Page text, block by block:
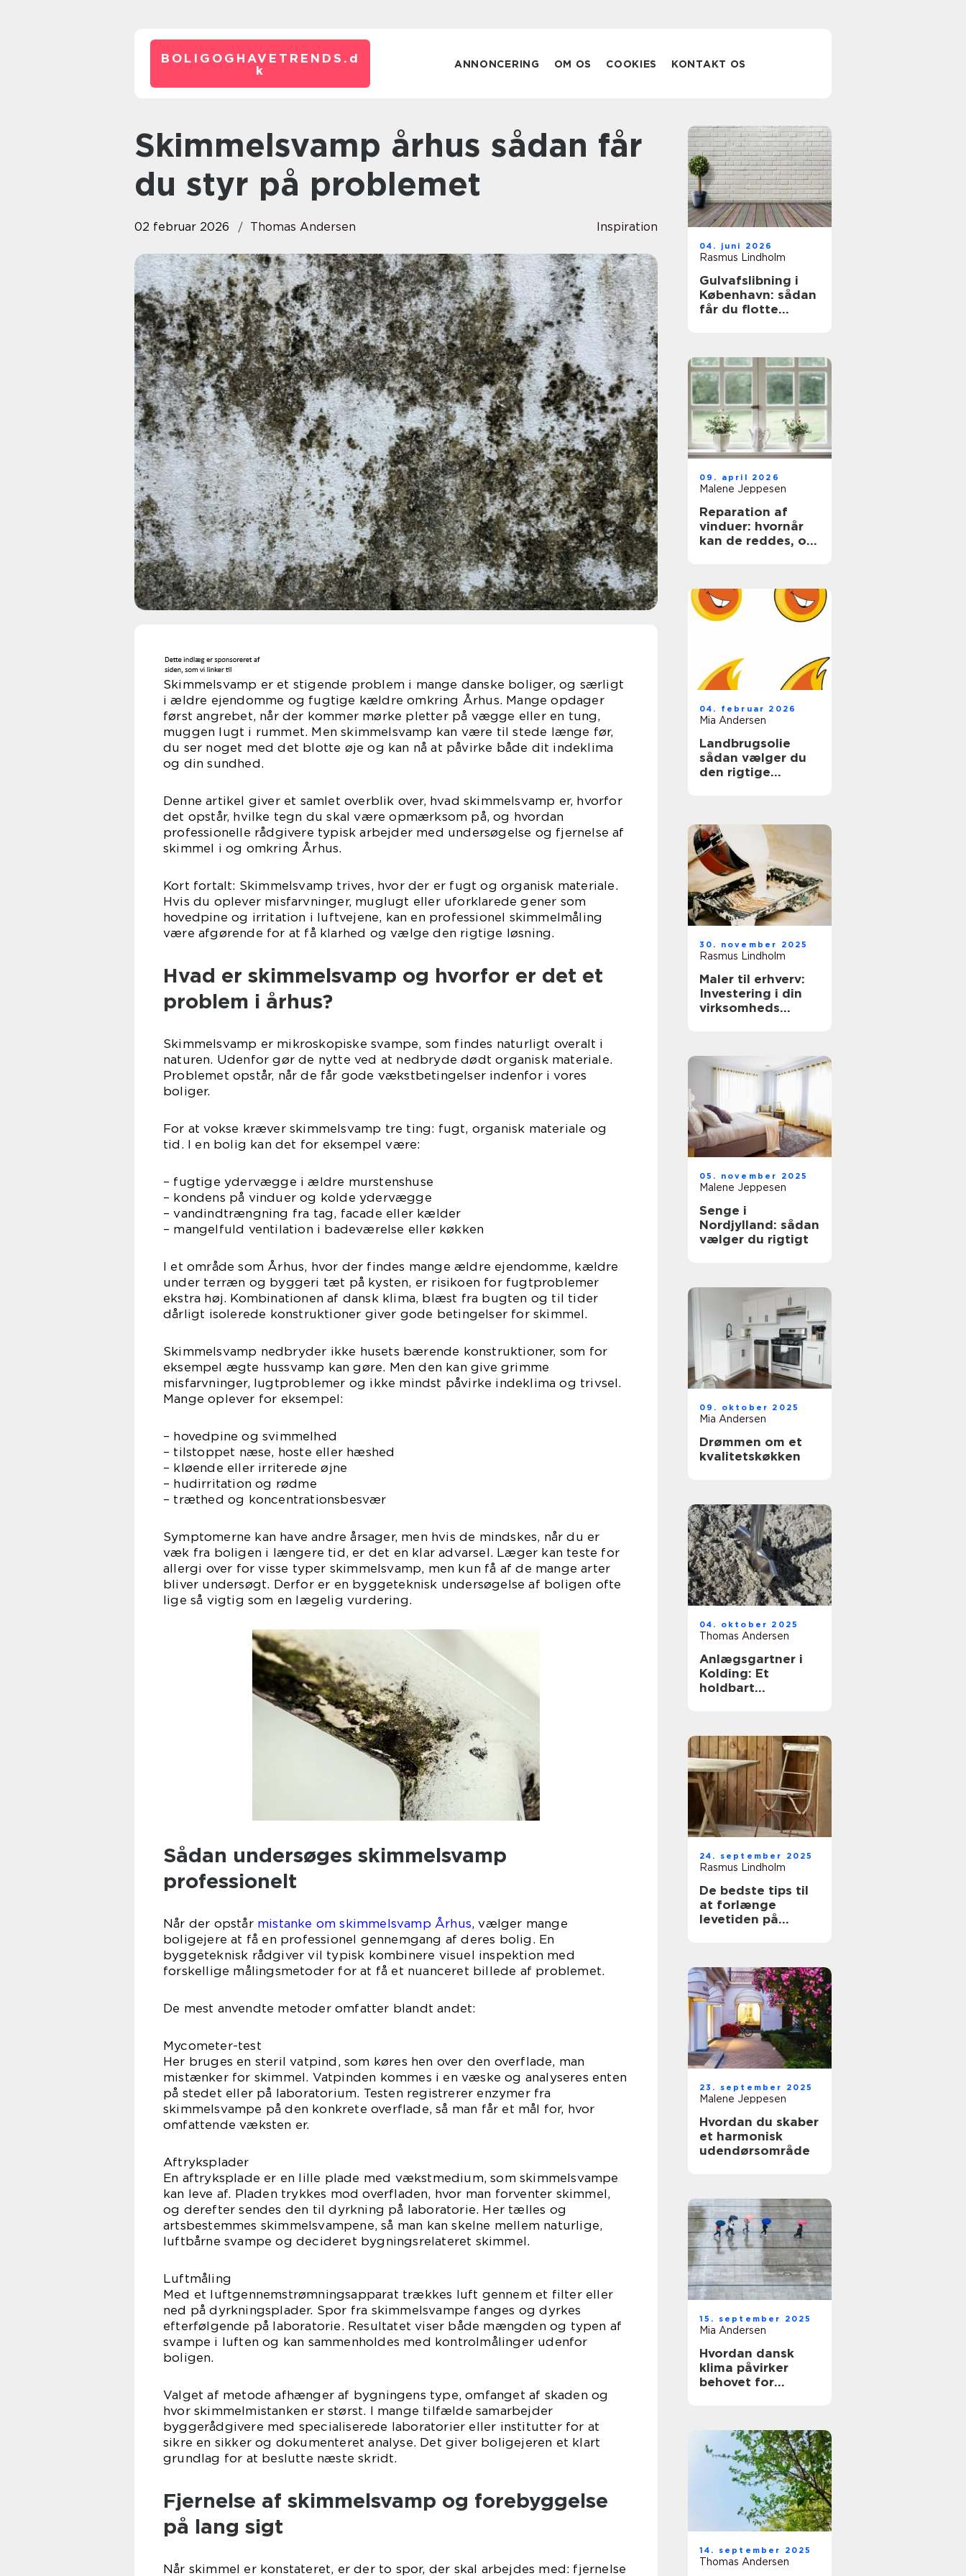
BOLIGOGHAVETRENDS. d
k
ANNONCERING OM OS COOKIES KONTAKT OS
Skimmelsvamp århus sådan får
du styr på problemet
02 februar 2026 Thomas Andersen Inspiration
Skimmelsvamp er et stigende problem i mange danske boliger, og særligt
i ældre ejendomme og fugtige kældre omkring Århus. Mange opdager
først angrebet, når der kommer mørke pletter på vægge eller en tung,
muggen lugt i rummet. Men skimmelsvamp kan være til stede længe før,
du ser noget med det blotte øje og kan nå at påvirke både dit indeklima
og din sundhed.
Denne artikel giver et samlet overblik over, hvad skimmelsvamp er, hvorfor
det opstår, hvilke tegn du skal være opmærksom på, og hvordan
professionelle rådgivere typisk arbejder med undersøgelse og fjernelse af
skimmel i og omkring Århus.
Kort fortalt: Skimmelsvamp trives, hvor der er fugt og organisk materiale.
Hvis du oplever misfarvninger, muglugt eller uforklarede gener som
hovedpine og irritation i luftvejene, kan en professionel skimmelmåling
være afgørende for at få klarhed og vælge den rigtige løsning.
Hvad er skimmelsvamp og hvorfor er det et
problem i århus?
Skimmelsvamp er mikroskopiske svampe, som findes naturligt overalt i
naturen. Udenfor gør de nytte ved at nedbryde dødt organisk materiale.
Problemet opstår, når de får gode vækstbetingelser indenfor i vores
boliger.
For at vokse kræver skimmelsvamp tre ting: fugt, organisk materiale og
tid. I en bolig kan det for eksempel være:
– fugtige ydervægge i ældre murstenshuse
– kondens på vinduer og kolde ydervægge
– vandindtrængning fra tag, facade eller kælder
– mangelfuld ventilation i badeværelse eller køkken
I et område som Århus, hvor der findes mange ældre ejendomme, kældre
under terræn og byggeri tæt på kysten, er risikoen for fugtproblemer
ekstra høj. Kombinationen af dansk klima, blæst fra bugten og til tider
dårligt isolerede konstruktioner giver gode betingelser for skimmel.
Skimmelsvamp nedbryder ikke husets bærende konstruktioner, som for
eksempel ægte hussvamp kan gøre. Men den kan give grimme
misfarvninger, lugtproblemer og ikke mindst påvirke indeklima og trivsel.
Mange oplever for eksempel:
– hovedpine og svimmelhed
– tilstoppet næse, hoste eller hæshed
– kløende eller irriterede øjne
– hudirritation og rødme
– træthed og koncentrationsbesvær
Symptomerne kan have andre årsager, men hvis de mindskes, når du er
væk fra boligen i længere tid, er det en klar advarsel. Læger kan teste for
allergi over for visse typer skimmelsvamp, men kun få af de mange arter
bliver undersøgt. Derfor er en byggeteknisk undersøgelse af boligen ofte
lige så vigtig som en lægelig vurdering.
Sådan undersøges skimmelsvamp
professionelt
Når der opstår mistanke om skimmelsvamp Århus, vælger mange
boligejere at få en professionel gennemgang af deres bolig. En
byggeteknisk rådgiver vil typisk kombinere visuel inspektion med
forskellige målingsmetoder for at få et nuanceret billede af problemet.
De mest anvendte metoder omfatter blandt andet:
Mycometer-test
Her bruges en steril vatpind, som køres hen over den overflade, man
mistænker for skimmel. Vatpinden kommes i en væske og analyseres enten
på stedet eller på laboratorium. Testen registrerer enzymer fra
skimmelsvampe på den konkrete overflade, så man får et mål for, hvor
omfattende væksten er.
Aftryksplader
En aftryksplade er en lille plade med vækstmedium, som skimmelsvampe
kan leve af. Pladen trykkes mod overfladen, hvor man forventer skimmel,
og derefter sendes den til dyrkning på laboratorie. Her tælles og
artsbestemmes skimmelsvampene, så man kan skelne mellem naturlige,
luftbårne svampe og decideret bygningsrelateret skimmel.
Luftmåling
Med et luftgennemstrømningsapparat trækkes luft gennem et filter eller
ned på dyrkningsplader. Spor fra skimmelsvampe fanges og dyrkes
efterfølgende på laboratorie. Resultatet viser både mængden og typen af
svampe i luften og kan sammenholdes med kontrolmålinger udenfor
boligen.
Valget af metode afhænger af bygningens type, omfanget af skaden og
hvor skimmelmistanken er størst. I mange tilfælde samarbejder
byggerådgivere med specialiserede laboratorier eller institutter for at
sikre en sikker og dokumenteret analyse. Det giver boligejeren et klart
grundlag for at beslutte næste skridt.
Fjernelse af skimmelsvamp og forebyggelse
på lang sigt
Når skimmel er konstateret, er der to spor, der skal arbejdes med: fjernelse
04. juni 2026
Rasmus Lindholm
Gulvafslibning i
København: sådan
får du flotte
09. april 2026
Malene Jeppesen
Reparation af
vinduer: hvornår
kan de reddes, og
04. februar 2026
Mia Andersen
Landbrugsolie
sådan vælger du
den rigtige
30. november 2025
Rasmus Lindholm
Maler til erhverv:
Investering i din
virksomheds
05. november 2025
Malene Jeppesen
Senge i
Nordjylland: sådan
vælger du rigtigt
09. oktober 2025
Mia Andersen
Drømmen om et
kvalitetskøkken
04. oktober 2025
Thomas Andersen
Anlægsgartner i
Kolding: Et
holdbart
24. september 2025
Rasmus Lindholm
De bedste tips til
at forlænge
levetiden på
23. september 2025
Malene Jeppesen
Hvordan du skaber
et harmonisk
udendørsområde
15. september 2025
Mia Andersen
Hvordan dansk
klima påvirker
behovet for
14. september 2025
Thomas Andersen